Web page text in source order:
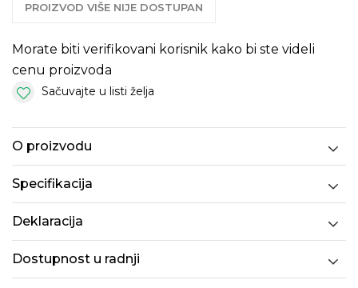
PROIZVOD VIŠE NIJE DOSTUPAN
Morate biti verifikovani korisnik kako bi ste videli
cenu proizvoda
Sačuvajte u listi želja
O proizvodu
Specifikacija
Deklaracija
Dostupnost u radnji